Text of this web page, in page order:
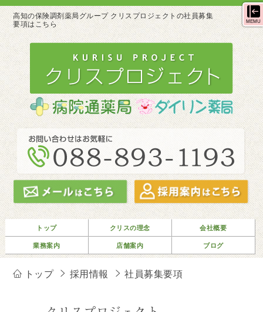
高知の保険調剤薬局グループ クリスプロジェクトの社員募集
要項はこちら
MEMU
トップ クリスの理念 会社概要
業務案内 店舗案内 ブログ
トップ 採用情報 社員募集要項